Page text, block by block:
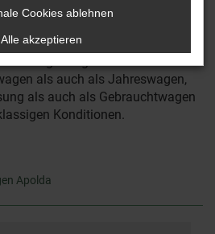
und wartet zudem mit
auf. Kurz gesagt
Star und wie geschaffen für
Umgebung. Wir bieten dieses
als auch als Jahreswagen,
als auch als Gebrauchtwagen
Konditionen.
Apolda
Cookies ablehnen
Alle akzeptieren